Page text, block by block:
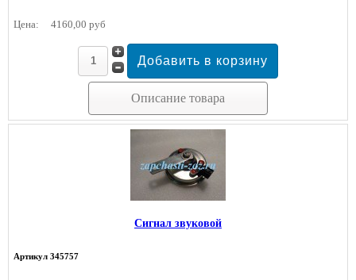
Цена: 4160,00 руб
Описание товара
Сигнал звуковой
Артикул 345757